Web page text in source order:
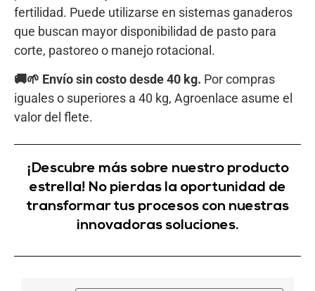
fertilidad. Puede utilizarse en sistemas ganaderos
que buscan mayor disponibilidad de pasto para
corte, pastoreo o manejo rotacional.
🚚🌱 Envío sin costo desde 40 kg. Por compras
iguales o superiores a 40 kg, Agroenlace asume el
valor del flete.
¡Descubre más sobre nuestro producto
estrella! No pierdas la oportunidad de
transformar tus procesos con nuestras
innovadoras soluciones.